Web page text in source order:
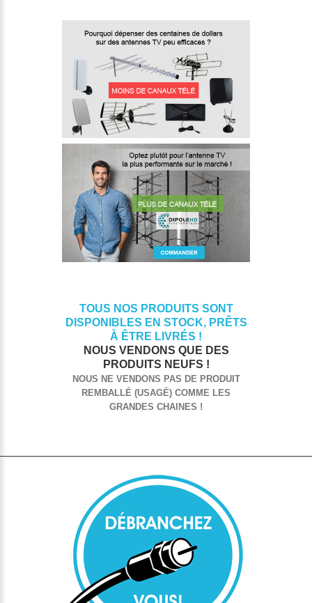
TOUS NOS PRODUITS SONT
DISPONIBLES EN STOCK, PRÊTS
À ÊTRE LIVRÉS !
NOUS VENDONS QUE DES
PRODUITS NEUFS !
NOUS NE VENDONS PAS DE PRODUIT
REMBALLÉ (USAGÉ) COMME LES
GRANDES CHAINES !